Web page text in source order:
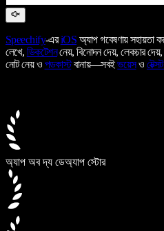
Speechify-এরiOS অ্যাপ গবেষণায় সহায়তা
লেখে, ডিকটেশননেয়, বিনোদন দেয়, লেকচার
নোট নেয় ও পডকাস্টবানায়—সবইভয়েসও
অ্যাপ অব দ্য ডেঅ্যাপ স্টোর